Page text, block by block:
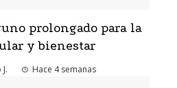
prolongado para la
y bienestar
Hace 4 semanas